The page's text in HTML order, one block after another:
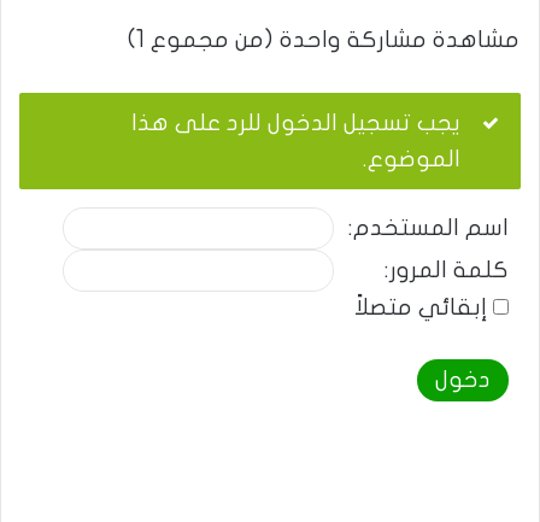
مشاهدة مشاركة واحدة (من مجموع 1)
يجب تسجيل الدخول للرد على هذا
الموضوع.
اسم المستخدم:
كلمة المرور:
إبقائي متصلاً
دخول